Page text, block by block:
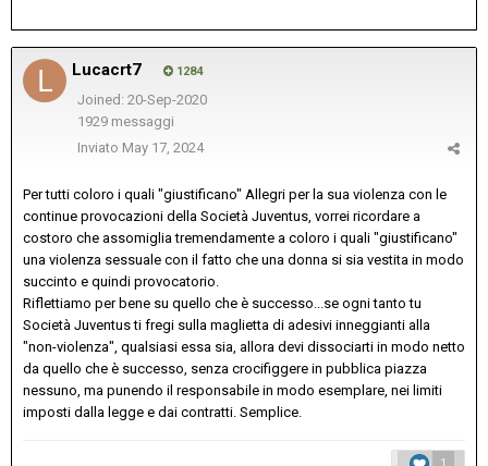
Lucacrt7 1284
Joined: 20-Sep-2020
1929 messaggi
Inviato May 17, 2024
Per tutti coloro i quali "giustificano" Allegri per la sua violenza con le
continue provocazioni della Società Juventus, vorrei ricordare a
costoro che assomiglia tremendamente a coloro i quali "giustificano"
una violenza sessuale con il fatto che una donna si sia vestita in modo
succinto e quindi provocatorio.
Riflettiamo per bene su quello che è successo...se ogni tanto tu
Società Juventus ti fregi sulla maglietta di adesivi inneggianti alla
"non-violenza", qualsiasi essa sia, allora devi dissociarti in modo netto
da quello che è successo, senza crocifiggere in pubblica piazza
nessuno, ma punendo il responsabile in modo esemplare, nei limiti
imposti dalla legge e dai contratti. Semplice.